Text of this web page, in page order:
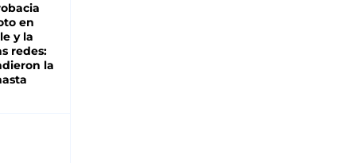
en
y la
redes:
la